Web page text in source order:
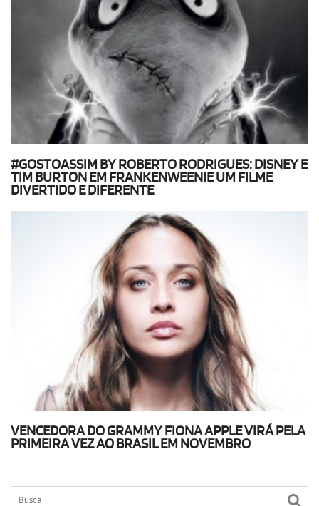
#GOSTOASSIM BY ROBERTO RODRIGUES: DISNEY E
TIM BURTON EM FRANKENWEENIE UM FILME
DIVERTIDO E DIFERENTE
VENCEDORA DO GRAMMY FIONA APPLE VIRÁ PELA
PRIMEIRA VEZ AO BRASIL EM NOVEMBRO